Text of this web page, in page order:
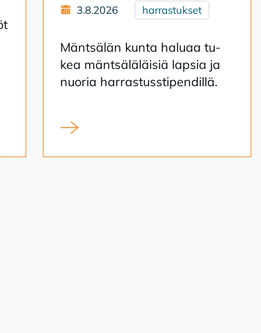
3.8.2026 harrastukset
Mänt­sä­län kun­ta ha­lu­aa tu­
kea mänt­sä­lä­läi­siä lap­sia ja
nuo­ria har­ras­tuss­ti­pen­dil­lä.
Syksyn 2026 harrastusstipendien